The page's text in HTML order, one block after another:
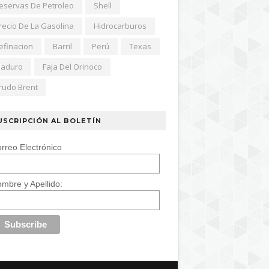
De Petroleo
Shell
De La Gasolina
Hidrocarburos
Barril Perú
Texas
Faja Del Orinoco
Brent
AL BOLETÍN
Electrónico
y Apellido: